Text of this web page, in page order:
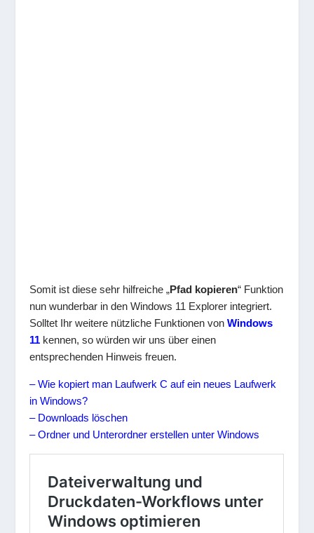
Somit ist diese sehr hilfreiche „Pfad kopieren“ Funktion
nun wunderbar in den Windows 11 Explorer integriert.
Solltet Ihr weitere nützliche Funktionen vonWindows
11 kennen, so würden wir uns über einen
entsprechenden Hinweis freuen.
– Wie kopiert man Laufwerk C auf ein neues Laufwerk
in Windows?
– Downloads löschen
– Ordner und Unterordner erstellen unter Windows